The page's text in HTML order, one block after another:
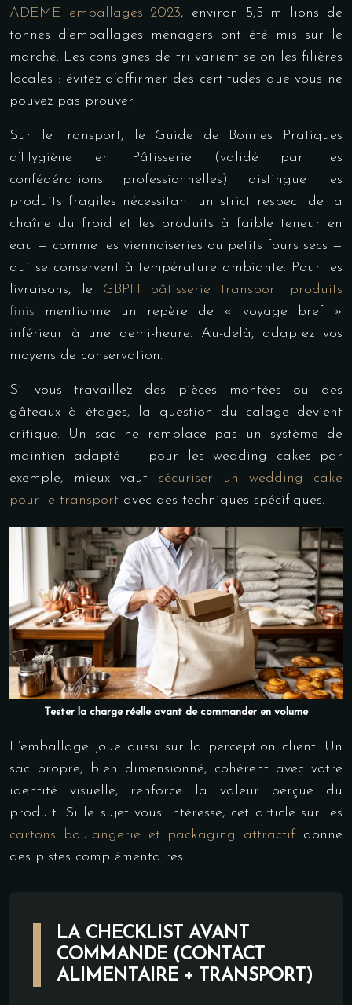
ADEME emballages 2023, environ 5,5 millions de
tonnes d’emballages ménagers ont été mis sur le
marché. Les consignes de tri varient selon les filières
locales : évitez d’affirmer des certitudes que vous ne
pouvez pas prouver.
Sur le transport, le Guide de Bonnes Pratiques
d’Hygiène en Pâtisserie (validé par les
confédérations professionnelles) distingue les
produits fragiles nécessitant un strict respect de la
chaîne du froid et les produits à faible teneur en
eau — comme les viennoiseries ou petits fours secs —
qui se conservent à température ambiante. Pour les
livraisons, le GBPH pâtisserie transport produits
finis mentionne un repère de « voyage bref »
inférieur à une demi-heure. Au-delà, adaptez vos
moyens de conservation.
Si vous travaillez des pièces montées ou des
gâteaux à étages, la question du calage devient
critique. Un sac ne remplace pas un système de
maintien adapté — pour les wedding cakes par
exemple, mieux vaut sécuriser un wedding cake
pour le transport avec des techniques spécifiques.
Tester la charge réelle avant de commander en volume
L’emballage joue aussi sur la perception client. Un
sac propre, bien dimensionné, cohérent avec votre
identité visuelle, renforce la valeur perçue du
produit. Si le sujet vous intéresse, cet article sur les
cartons boulangerie et packaging attractif donne
des pistes complémentaires.
LA CHECKLIST AVANT
COMMANDE (CONTACT
ALIMENTAIRE + TRANSPORT)